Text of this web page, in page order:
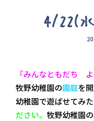
4/22(
『みんなともだち
牧野幼稚園の園庭を
幼稚園で遊ばせてみた
ださい。 牧野幼稚園